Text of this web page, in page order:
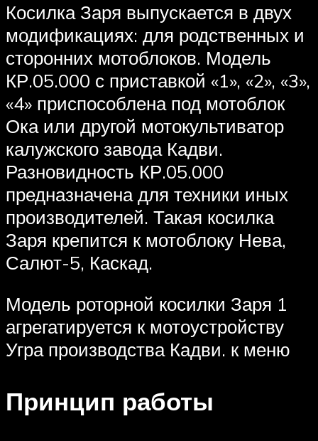
Косилка Заря выпускается в двух
модификациях: для родственных и
сторонних мотоблоков. Модель
КР.05.000 с приставкой «1», «2», «3»,
«4» приспособлена под мотоблок
Ока или другой мотокультиватор
калужского завода Кадви.
Разновидность КР.05.000
предназначена для техники иных
производителей. Такая косилка
Заря крепится к мотоблоку Нева,
Салют-5, Каскад.
Модель роторной косилки Заря 1
агрегатируется к мотоустройству
Угра производства Кадви. к меню
Принцип работы